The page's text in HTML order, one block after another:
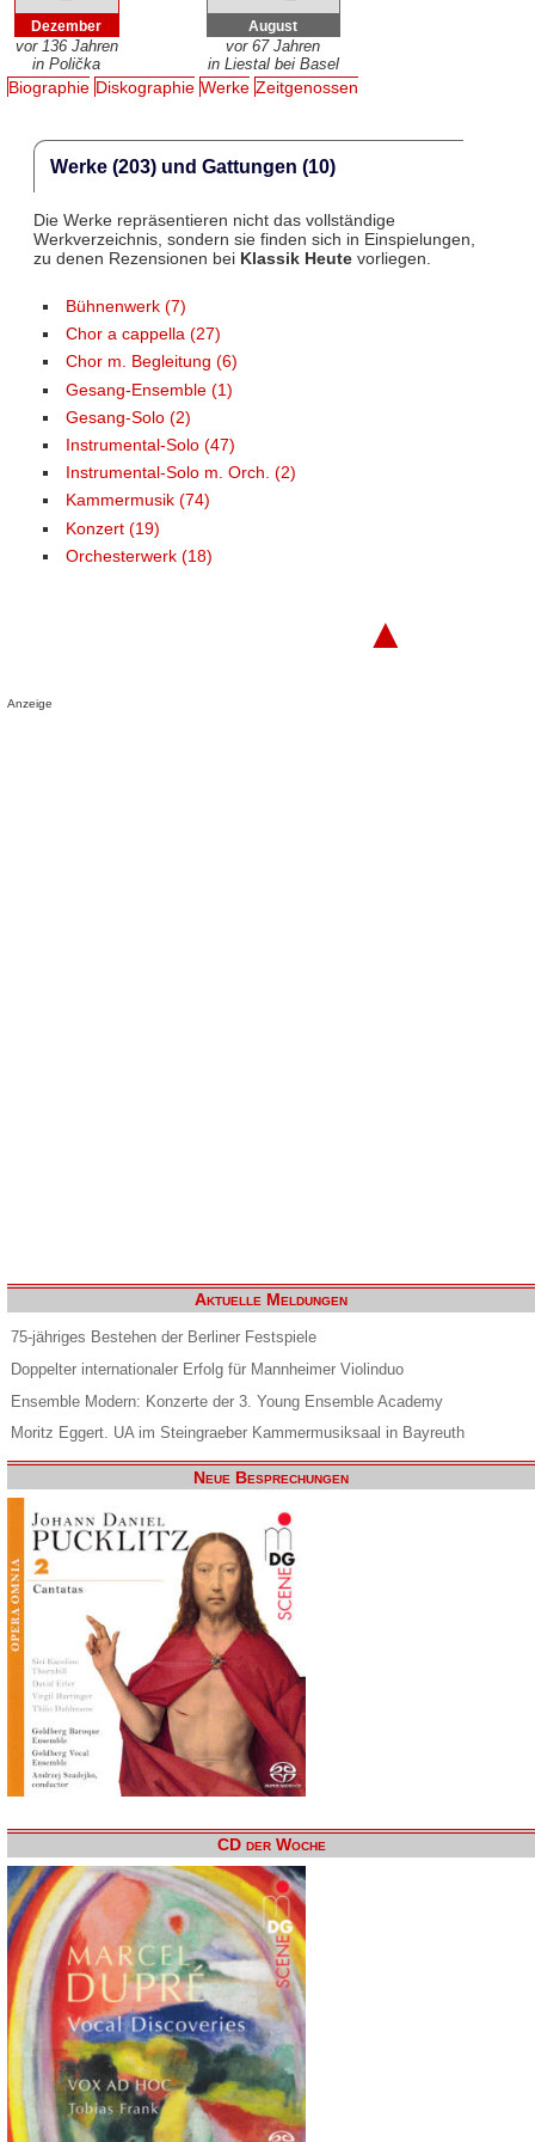
Dezember
vor 136 Jahren
in Polička
August
vor 67 Jahren
in Liestal bei Basel
Biographie Diskographie Werke Zeitgenossen
Werke (203) und Gattungen (10)
Die Werke repräsentieren nicht das vollständige
Werkverzeichnis, sondern sie finden sich in Einspielungen,
zu denen Rezensionen bei Klassik Heutevorliegen.
Bühnenwerk (7)
Chor a cappella (27)
Chor m. Begleitung (6)
Gesang-Ensemble (1)
Gesang-Solo (2)
Instrumental-Solo (47)
Instrumental-Solo m. Orch. (2)
Kammermusik (74)
Konzert (19)
Orchesterwerk (18)
▲
Anzeige
Aktuelle Meldungen
75-jähriges Bestehen der Berliner Festspiele
Doppelter internationaler Erfolg für Mannheimer Violinduo
Ensemble Modern: Konzerte der 3. Young Ensemble Academy
Moritz Eggert. UA im Steingraeber Kammermusiksaal in Bayreuth
Neue Besprechungen
CD der Woche